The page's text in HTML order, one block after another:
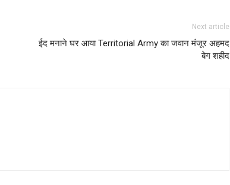
Next article
ईद मनाने घर आया Territorial Army का जवान मंजूर अहमद
बेग शहीद